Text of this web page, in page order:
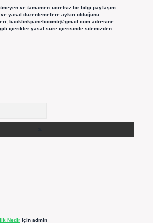
ve tamamen ücretsiz bir bilgi paylaşım
yasal düzenlemelere aykırı olduğunu
backlinkpanelicomtr@gmail.comadresine
içerikler yasal süre içerisinde sitemizden
Nediriçin admin